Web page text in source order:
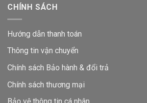
CHÍNH SÁCH
Hướng dẫn thanh toán
Thông tin vận chuyển
Chính sách Bảo hành & đổi trả
Chính sách thương mại